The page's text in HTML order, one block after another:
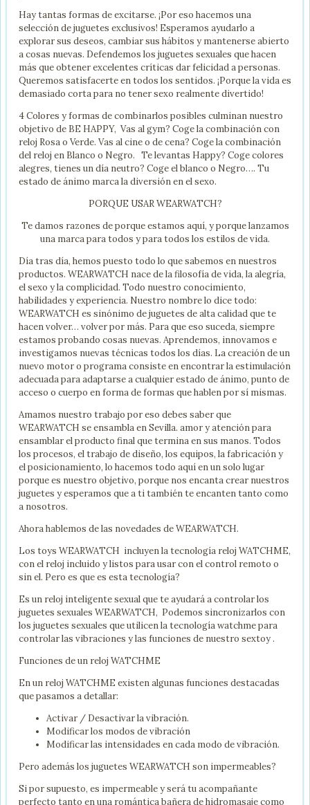
Hay tantas formas de excitarse. ¡Por eso hacemos una
selección de juguetes exclusivos! Esperamos ayudarlo a
explorar sus deseos, cambiar sus hábitos y mantenerse abierto
a cosas nuevas. Defendemos los juguetes sexuales que hacen
más que obtener excelentes críticas dar felicidad a personas.
Queremos satisfacerte en todos los sentidos. ¡Porque la vida es
demasiado corta para no tener sexo realmente divertido!
4 Colores y formas de combinarlos posibles culminan nuestro
objetivo de BE HAPPY, Vas al gym? Coge la combinación con
reloj Rosa o Verde. Vas al cine o de cena? Coge la combinación
del reloj en Blanco o Negro. Te levantas Happy? Coge colores
alegres, tienes un día neutro? Coge el blanco o Negro…. Tu
estado de ánimo marca la diversión en el sexo.
PORQUE USAR WEARWATCH?
Te damos razones de porque estamos aquí, y porque lanzamos
una marca para todos y para todos los estilos de vida.
Día tras día, hemos puesto todo lo que sabemos en nuestros
productos. WEARWATCH nace de la filosofía de vida, la alegría,
el sexo y la complicidad. Todo nuestro conocimiento,
habilidades y experiencia. Nuestro nombre lo dice todo:
WEARWATCH es sinónimo de juguetes de alta calidad que te
hacen volver… volver por más. Para que eso suceda, siempre
estamos probando cosas nuevas. Aprendemos, innovamos e
investigamos nuevas técnicas todos los días. La creación de un
nuevo motor o programa consiste en encontrar la estimulación
adecuada para adaptarse a cualquier estado de ánimo, punto de
acceso o cuerpo en forma de formas que hablen por sí mismas.
Amamos nuestro trabajo por eso debes saber que
WEARWATCH se ensambla en Sevilla. amor y atención para
ensamblar el producto final que termina en sus manos. Todos
los procesos, el trabajo de diseño, los equipos, la fabricación y
el posicionamiento, lo hacemos todo aquí en un solo lugar
porque es nuestro objetivo, porque nos encanta crear nuestros
juguetes y esperamos que a ti también te encanten tanto como
a nosotros.
Ahora hablemos de las novedades de WEARWATCH.
Los toys WEARWATCH incluyen la tecnología reloj WATCHME,
con el reloj incluido y listos para usar con el control remoto o
sin el. Pero es que es esta tecnología?
Es un reloj inteligente sexual que te ayudará a controlar los
juguetes sexuales WEARWATCH, Podemos sincronizarlos con
los juguetes sexuales que utilicen la tecnología watchme para
controlar las vibraciones y las funciones de nuestro sextoy .
Funciones de un reloj WATCHME
En un reloj WATCHME existen algunas funciones destacadas
que pasamos a detallar:
Activar / Desactivar la vibración.
Modificar los modos de vibración
Modificar las intensidades en cada modo de vibración.
Pero además los juguetes WEARWATCH son impermeables?
Si por supuesto, es impermeable y será tu acompañante
perfecto tanto en una romántica bañera de hidromasaje como